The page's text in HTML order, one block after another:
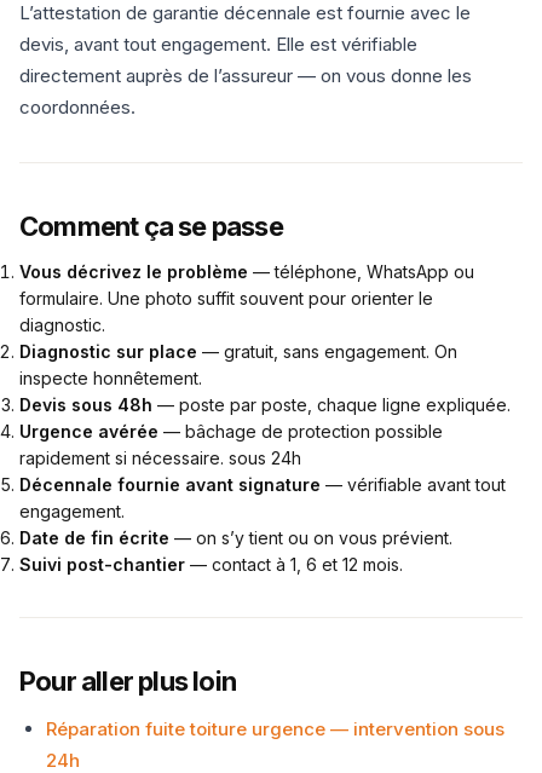
L’attestation de garantie décennale est fournie avec le
devis, avant tout engagement. Elle est vérifiable
directement auprès de l’assureur — on vous donne les
coordonnées.
Comment ça se passe
Vous décrivez le problème — téléphone, WhatsApp ou
formulaire. Une photo suffit souvent pour orienter le
diagnostic.
Diagnostic sur place — gratuit, sans engagement. On
inspecte honnêtement.
Devis sous 48h — poste par poste, chaque ligne expliquée.
Urgence avérée — bâchage de protection possible
rapidement si nécessaire. sous 24h
Décennale fournie avant signature — vérifiable avant tout
engagement.
Date de fin écrite — on s’y tient ou on vous prévient.
Suivi post-chantier — contact à 1, 6 et 12 mois.
Pour aller plus loin
Réparation fuite toiture urgence — intervention sous
24h